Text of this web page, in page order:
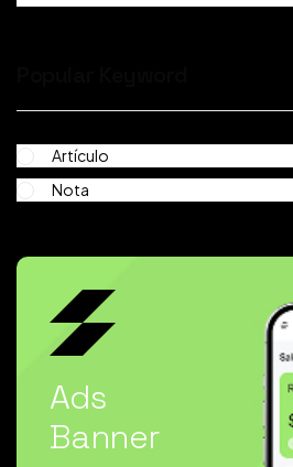
Artículo
Nota
Ads
Banner